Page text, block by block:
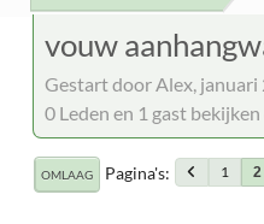
vouw
Gestart door Alex, januari
0 Leden en 1 gast
OMLAAG Pagina's 1 2